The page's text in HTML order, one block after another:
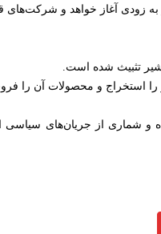
زودی آغاز خواهد و شرکت‌های
استخراج و محصولات آن را
و شماری از جریان‌های سیاسی